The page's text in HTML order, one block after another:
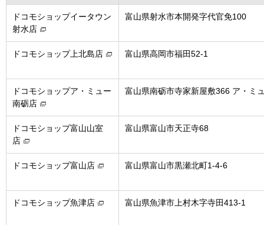
ドコモショップイータウン
射水店
富山県射水市本開発字代官免100
ドコモショップ上北島店 富山県高岡市福田52-1
ドコモショップア・ミュー
南砺店
富山県南砺市寺家新屋敷366 ア・ミ
ドコモショップ富山山室
店
富山県富山市天正寺68
ドコモショップ富山店 富山県富山市黒瀬北町1-4-6
ドコモショップ魚津店 富山県魚津市上村木字寺田413-1